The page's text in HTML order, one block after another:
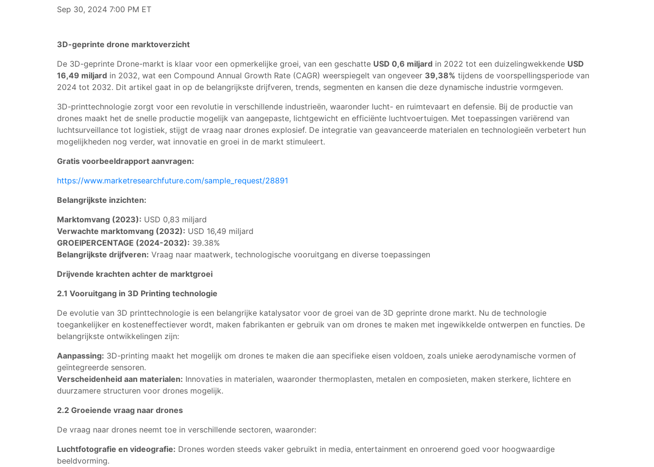
Sep 30, 2024 7:00 PM ET
3D-geprinte drone marktoverzicht
De 3D-geprinte Drone-markt is klaar voor een opmerkelijke groei, van een geschatte USD 0,6 miljard in 2022 tot een duizelingwekkende USD
16,49 miljard in 2032, wat een Compound Annual Growth Rate (CAGR) weerspiegelt van ongeveer 39,38% tijdens de voorspellingsperiode van
2024 tot 2032. Dit artikel gaat in op de belangrijkste drijfveren, trends, segmenten en kansen die deze dynamische industrie vormgeven.
3D-printtechnologie zorgt voor een revolutie in verschillende industrieën, waaronder lucht- en ruimtevaart en defensie. Bij de productie van
drones maakt het de snelle productie mogelijk van aangepaste, lichtgewicht en efficiënte luchtvoertuigen. Met toepassingen variërend van
luchtsurveillance tot logistiek, stijgt de vraag naar drones explosief. De integratie van geavanceerde materialen en technologieën verbetert hun
mogelijkheden nog verder, wat innovatie en groei in de markt stimuleert.
Gratis voorbeeldrapport aanvragen:
https://www.marketresearchfuture.com/sample_request/28891
Belangrijkste inzichten:
Marktomvang (2023): USD 0,83 miljard
Verwachte marktomvang (2032): USD 16,49 miljard
GROEIPERCENTAGE (2024-2032): 39.38%
Belangrijkste drijfveren: Vraag naar maatwerk, technologische vooruitgang en diverse toepassingen
Drijvende krachten achter de marktgroei
2.1 Vooruitgang in 3D Printing technologie
De evolutie van 3D printtechnologie is een belangrijke katalysator voor de groei van de 3D geprinte drone markt. Nu de technologie
toegankelijker en kosteneffectiever wordt, maken fabrikanten er gebruik van om drones te maken met ingewikkelde ontwerpen en functies. De
belangrijkste ontwikkelingen zijn:
Aanpassing: 3D-printing maakt het mogelijk om drones te maken die aan specifieke eisen voldoen, zoals unieke aerodynamische vormen of
geïntegreerde sensoren.
Verscheidenheid aan materialen: Innovaties in materialen, waaronder thermoplasten, metalen en composieten, maken sterkere, lichtere en
duurzamere structuren voor drones mogelijk.
2.2 Groeiende vraag naar drones
De vraag naar drones neemt toe in verschillende sectoren, waaronder:
Luchtfotografie en videografie: Drones worden steeds vaker gebruikt in media, entertainment en onroerend goed voor hoogwaardige
beeldvorming.